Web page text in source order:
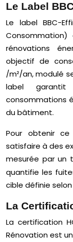
Le Label
Le label BBC-
Consommation)
rénovations
objectif de
/m²/an, modulé
label
consommations
du bâtiment.
Pour obtenir
satisfaire à des
mesurée par un
quantifie les
cible définie
La
La certification
Rénovation est